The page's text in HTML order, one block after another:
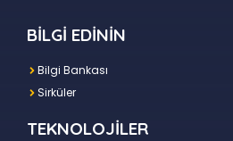
BİLGİ EDİNİN
Bilgi Bankası
Sirküler
TEKNOLOJİLER